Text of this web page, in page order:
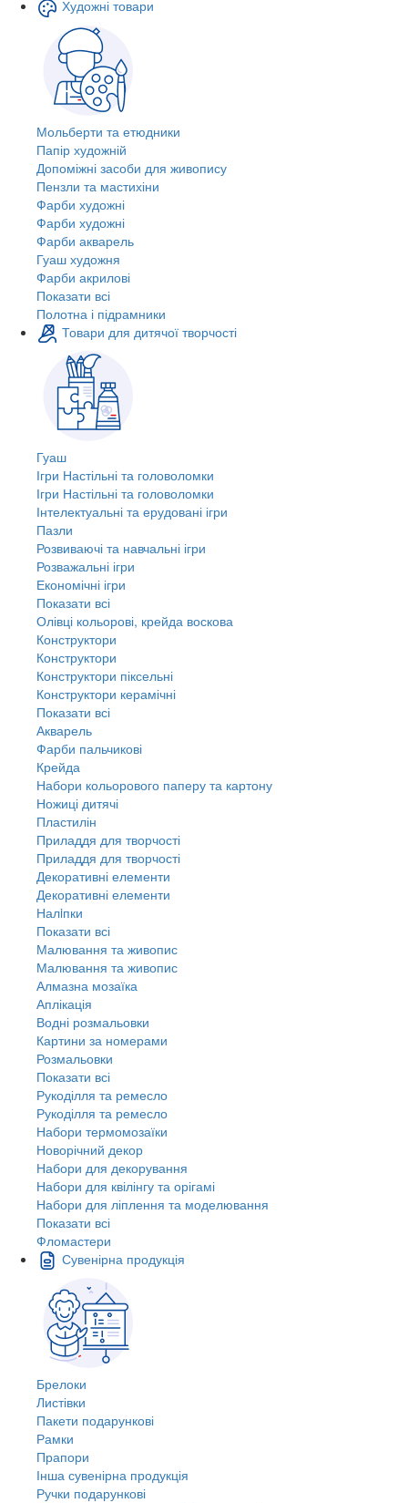
Художні товари
Мольберти та етюдники
Папір художній
Допоміжні засоби для живопису
Пензли та мастихіни
Фарби художні
Фарби художні
Фарби акварель
Гуаш художня
Фарби акрилові
Показати всі
Полотна і підрамники
Товари для дитячої творчості
Гуаш
Ігри Настільні та головоломки
Ігри Настільні та головоломки
Інтелектуальні та ерудовані ігри
Пазли
Розвиваючі та навчальні ігри
Розважальні ігри
Економічні ігри
Показати всі
Олівці кольорові, крейда воскова
Конструктори
Конструктори
Конструктори піксельні
Конструктори керамічні
Показати всі
Акварель
Фарби пальчикові
Крейда
Набори кольорового паперу та картону
Ножиці дитячі
Пластилін
Приладдя для творчості
Приладдя для творчості
Декоративні елементи
Декоративні елементи
Налiпки
Показати всі
Малювання та живопис
Малювання та живопис
Алмазна мозаїка
Аплікація
Водні розмальовки
Картини за номерами
Розмальовки
Показати всі
Рукоділля та ремесло
Рукоділля та ремесло
Набори термомозаїки
Новорічний декор
Набори для декорування
Набори для квілінгу та орігамі
Набори для ліплення та моделювання
Показати всі
Фломастери
Сувенірна продукція
Брелоки
Листівки
Пакети подарункові
Рамки
Прапори
Інша сувенірна продукція
Ручки подарункові